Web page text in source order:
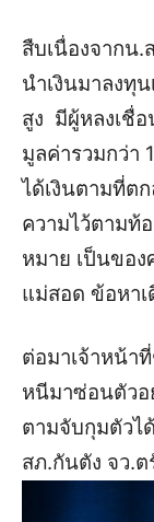
สืบเนื่องจากน
นำเงินมาลงทุ
สูง มีผู้หลงเชื่อ
มูลค่ารวมกว่า
ได้เงินตามที่ตก
ความไว้ตามท้
หมาย เป็นของ
แม่สอด ข้อหา
ต่อมาเจ้าหน้า
หนีมาซ่อนตัวอ
ตามจับกุมตัวได้
สภ.กันตัง จว.ต